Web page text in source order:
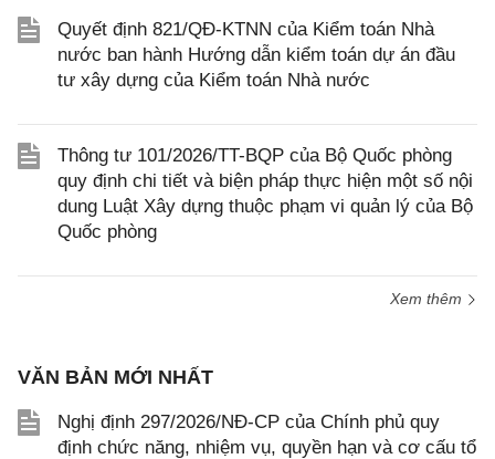
Quyết định 821/QĐ-KTNN của Kiểm toán Nhà
nước ban hành Hướng dẫn kiểm toán dự án đầu
tư xây dựng của Kiểm toán Nhà nước
Thông tư 101/2026/TT-BQP của Bộ Quốc phòng
quy định chi tiết và biện pháp thực hiện một số nội
dung Luật Xây dựng thuộc phạm vi quản lý của Bộ
Quốc phòng
Xem thêm
VĂN BẢN MỚI NHẤT
Nghị định 297/2026/NĐ-CP của Chính phủ quy
định chức năng, nhiệm vụ, quyền hạn và cơ cấu tổ